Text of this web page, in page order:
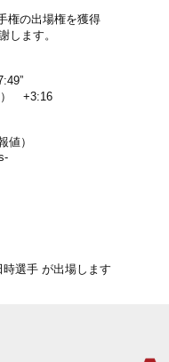
権の出場権を獲得
します。
） +3:16
値）
選手 が出場します